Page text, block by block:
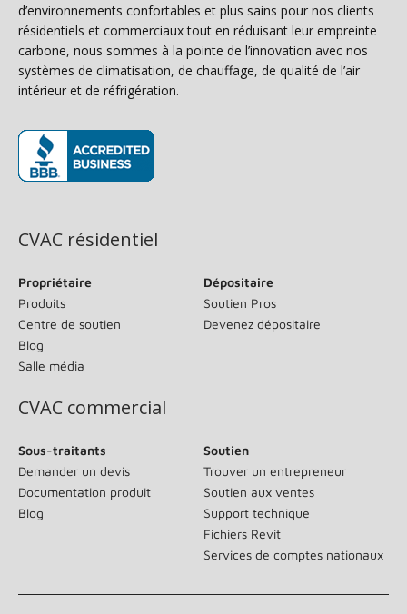
d’environnements confortables et plus sains pour nos clients
résidentiels et commerciaux tout en réduisant leur empreinte
carbone, nous sommes à la pointe de l’innovation avec nos
systèmes de climatisation, de chauffage, de qualité de l’air
intérieur et de réfrigération.
CVAC résidentiel
Propriétaire
Produits
Centre de soutien
Blog
Salle média
Dépositaire
Soutien Pros
Devenez dépositaire
CVAC commercial
Sous-traitants
Demander un devis
Documentation produit
Blog
Soutien
Trouver un entrepreneur
Soutien aux ventes
Support technique
Fichiers Revit
Services de comptes nationaux